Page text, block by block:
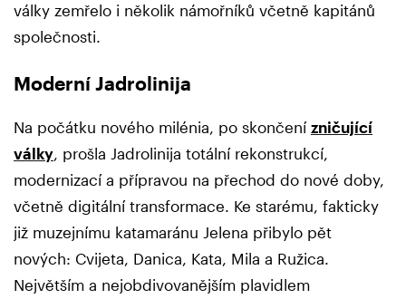
války zemřelo i několik námořníků včetně kapitánů
společnosti.
Moderní Jadrolinija
Na počátku nového milénia, po skončení zničující
války, prošla Jadrolinija totální rekonstrukcí,
modernizací a přípravou na přechod do nové doby,
včetně digitální transformace. Ke starému, fakticky
již muzejnímu katamaránu Jelena přibylo pět
nových: Cvijeta, Danica, Kata, Mila a Ružica.
Největším a nejobdivovanějším plavidlem